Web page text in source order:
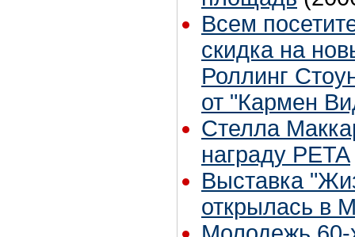
Всем
скидка на
Роллинг
от "Кармен
Стелла
награду PETA
Выставка
открылась в